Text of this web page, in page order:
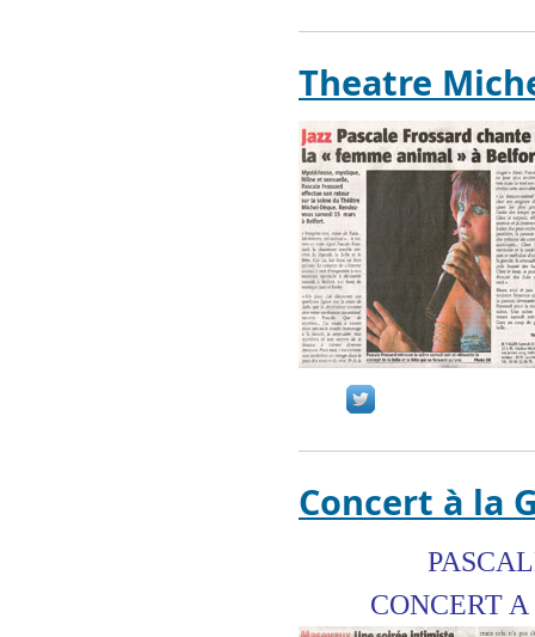
Theatre
Concert à la
PASCALE
CONCERT A